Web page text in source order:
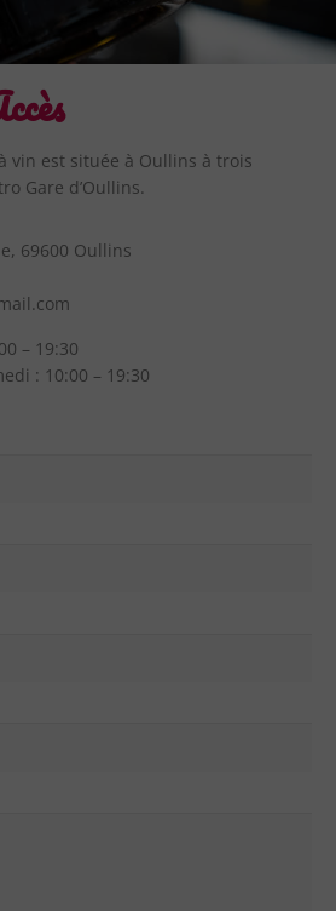
vin est située à Oullins à trois
Gare d’Oullins.
69600 Oullins
– 19:30
: 10:00 – 19:30